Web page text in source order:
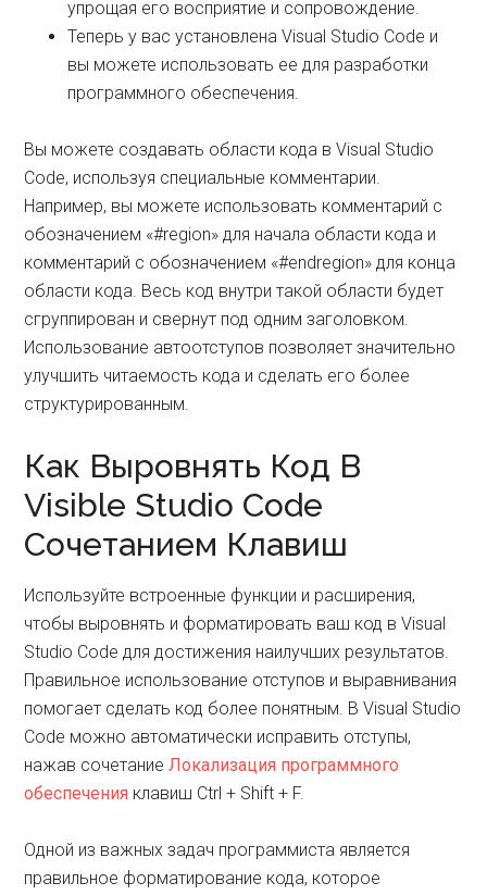
упрощая его восприятие и сопровождение.
Теперь у вас установлена Visual Studio Code и
вы можете использовать ее для разработки
программного обеспечения.
Вы можете создавать области кода в Visual Studio
Code, используя специальные комментарии.
Например, вы можете использовать комментарий с
обозначением «#region» для начала области кода и
комментарий с обозначением «#endregion» для конца
области кода. Весь код внутри такой области будет
сгруппирован и свернут под одним заголовком.
Использование автоотступов позволяет значительно
улучшить читаемость кода и сделать его более
структурированным.
Как Выровнять Код В
Visible Studio Code
Сочетанием Клавиш
Используйте встроенные функции и расширения,
чтобы выровнять и форматировать ваш код в Visual
Studio Code для достижения наилучших результатов.
Правильное использование отступов и выравнивания
помогает сделать код более понятным. В Visual Studio
Code можно автоматически исправить отступы,
нажав сочетаниеЛокализация программного
обеспечения клавиш Ctrl + Shift + F.
Одной из важных задач программиста является
правильное форматирование кода, которое